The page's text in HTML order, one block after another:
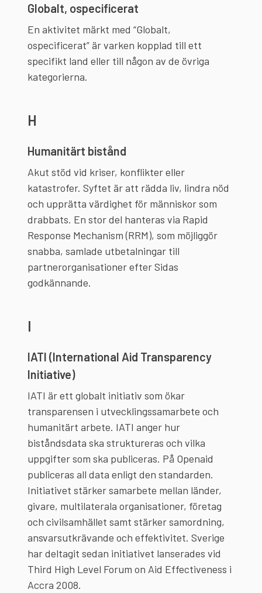
Globalt, ospecificerat
En aktivitet märkt med “Globalt,
ospecificerat” är varken kopplad till ett
specifikt land eller till någon av de övriga
kategorierna.
H
Humanitärt bistånd
Akut stöd vid kriser, konflikter eller
katastrofer. Syftet är att rädda liv, lindra nöd
och upprätta värdighet för människor som
drabbats. En stor del hanteras via Rapid
Response Mechanism (RRM), som möjliggör
snabba, samlade utbetalningar till
partnerorganisationer efter Sidas
godkännande.
I
IATI (International Aid Transparency
Initiative)
IATI är ett globalt initiativ som ökar
transparensen i utvecklingssamarbete och
humanitärt arbete. IATI anger hur
biståndsdata ska struktureras och vilka
uppgifter som ska publiceras. På Openaid
publiceras all data enligt den standarden.
Initiativet stärker samarbete mellan länder,
givare, multilaterala organisationer, företag
och civilsamhället samt stärker samordning,
ansvarsutkrävande och effektivitet. Sverige
har deltagit sedan initiativet lanserades vid
Third High Level Forum on Aid Effectiveness i
Accra 2008.